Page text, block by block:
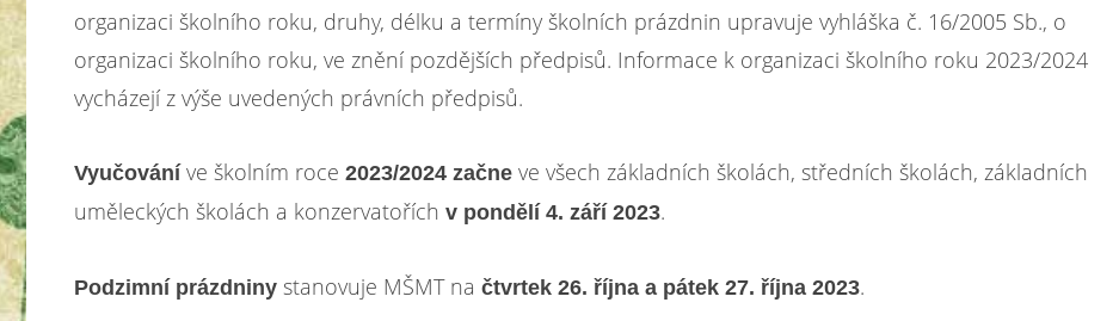
organizaci školního roku, druhy, délku a termíny školních prázdnin upravuje vyhláška č. 16/2005 Sb., o
organizaci školního roku, ve znění pozdějších předpisů. Informace k organizaci školního roku 2023/2024
vycházejí z výše uvedených právních předpisů.
Vyučováníve školním roce 2023/2024 začne ve všech základních školách, středních školách, základních
uměleckých školách a konzervatořích v pondělí 4. září 2023.
Podzimní prázdniny stanovuje MŠMT na čtvrtek 26. října a pátek 27. října 2023.